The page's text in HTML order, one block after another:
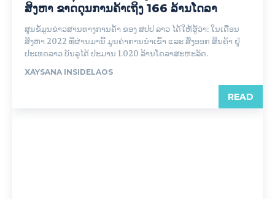
ສິງຫາ ຂາດດຸນການຄ້າເຖິງ 166 ລ້ານໂດລາ
ສູນຂໍ້ມູນຂ່າວສານທາງການຄ້າ ຂອງ ສປປ ລາວ ໄດ້ໃຫ້ຮູ້ວ່າ: ໃນເດືອນ
ສິງຫາ 2022 ທີ່ຜ່ານມານີ້ ມູນຄ່າການນໍາເຂົ້າ ແລະ ສົ່ງອອກ ສິນຄ້າ ຢູ່
ປະເທດລາວ ບັນລຸໄດ້ ປະມານ 1.020 ລ້ານໂດລາສະຫະລັດ.
XAYSANA INSIDELAOS
READ